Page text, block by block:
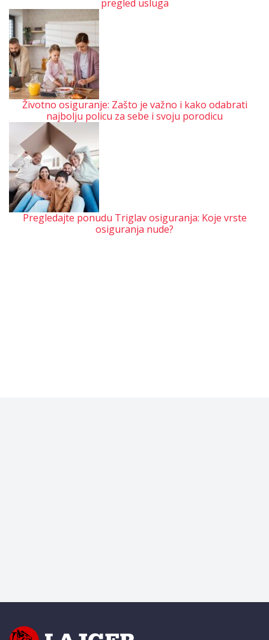
pregled usluga
Životno osiguranje: Zašto je važno i kako odabrati
najbolju policu za sebe i svoju porodicu
Pregledajte ponudu Triglav osiguranja: Koje vrste
osiguranja nude?